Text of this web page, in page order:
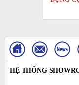
HỆ THỐNG